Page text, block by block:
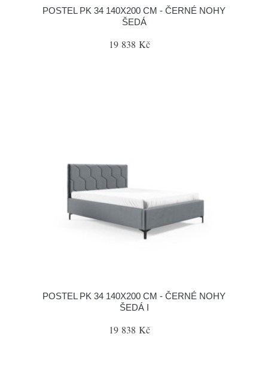
POSTEL PK 34 140X200 CM - ČERNÉ NOHY
ŠEDÁ
19 838 Kč
POSTEL PK 34 140X200 CM - ČERNÉ NOHY
ŠEDÁ I
19 838 Kč